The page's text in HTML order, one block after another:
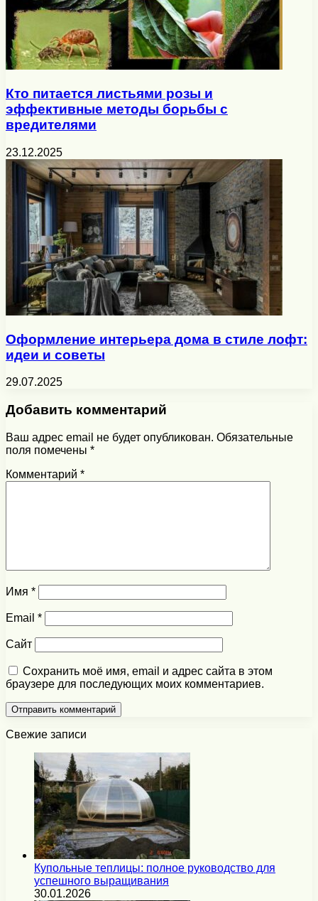
Кто питается листьями розы и
эффективные методы борьбы с
вредителями
23.12.2025
Оформление интерьера дома в стиле лофт:
идеи и советы
29.07.2025
Добавить комментарий
Ваш адрес email не будет опубликован. Обязательные
поля помечены *
Комментарий *
Имя *
Email *
Сайт
Сохранить моё имя, email и адрес сайта в этом
браузере для последующих моих комментариев.
Свежие записи
Купольные теплицы: полное руководство для
успешного выращивания
30.01.2026